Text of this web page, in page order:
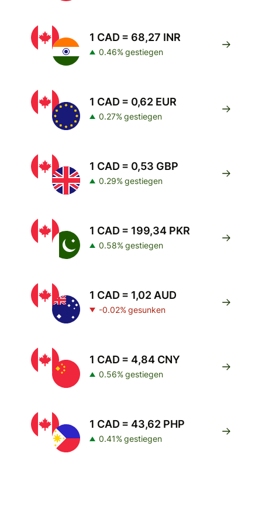
1 CAD = 68,27 INR
0.46% gestiegen
1 CAD = 0,62 EUR
0.27% gestiegen
1 CAD = 0,53 GBP
0.29% gestiegen
1 CAD = 199,34 PKR
0.58% gestiegen
1 CAD = 1,02 AUD
-0.02% gesunken
1 CAD = 4,84 CNY
0.56% gestiegen
1 CAD = 43,62 PHP
0.41% gestiegen